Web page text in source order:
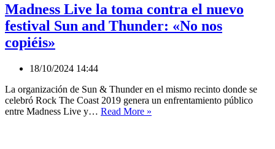
impresionantes
nuevas
bandas
la
despedida
de
Madness Live la toma contra el nuevo
festival Sun and Thunder: «No nos
copiéis»
18/10/2024 14:44
La organización de Sun & Thunder en el mismo recinto donde se
celebró Rock The Coast 2019 genera un enfrentamiento público
entre Madness Live y… Read More »